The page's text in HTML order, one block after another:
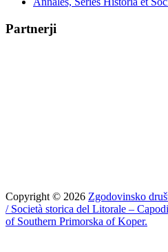
Partnerji
Copyright © 2026 Zgodovinsko
/ Società storica del Litorale –
of Southern Primorska of Koper.